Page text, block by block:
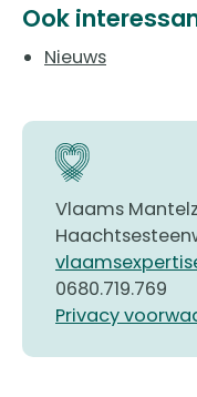
Ook
Nieuws
Vlaams
0680.719.769
Privacy